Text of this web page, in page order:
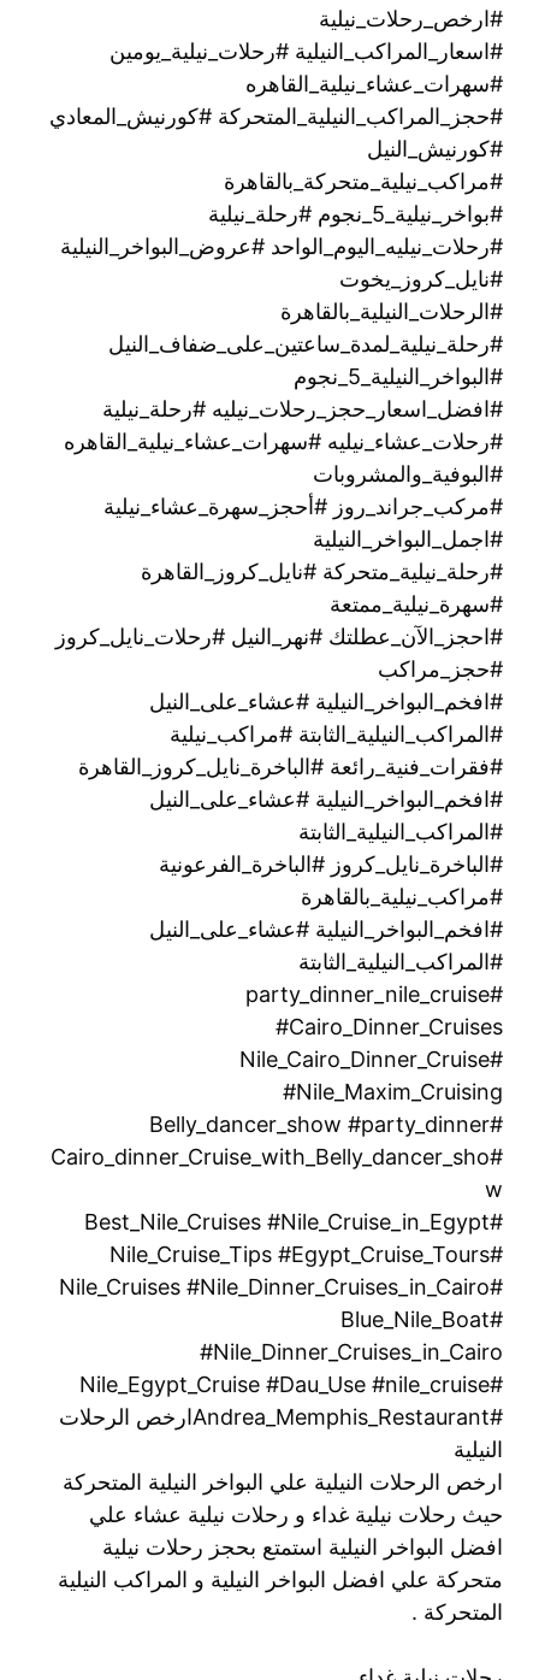
#ارخص_رحلات_نيلية
#اسعار_المراكب_النيلية #رحلات_نيلية_يومين
#سهرات_عشاء_نيلية_القاهره
#حجز_المراكب_النيلية_المتحركة #كورنيش_المعادي
#كورنيش_النيل
#مراكب_نيلية_متحركة_بالقاهرة
#بواخر_نيلية_5_نجوم #رحلة_نيلية
#رحلات_نيليه_اليوم_الواحد #عروض_البواخر_النيلية
#نايل_كروز_يخوت
#الرحلات_النيلية_بالقاهرة
#رحلة_نيلية_لمدة_ساعتين_على_ضفاف_النيل
#البواخر_النيلية_5_نجوم
#افضل_اسعار_حجز_رحلات_نيليه #رحلة_نيلية
#رحلات_عشاء_نيليه #سهرات_عشاء_نيلية_القاهره
#البوفية_والمشروبات
#مركب_جراند_روز #أحجز_سهرة_عشاء_نيلية
#اجمل_البواخر_النيلية
#رحلة_نيلية_متحركة ‫#نايل_كروز_القاهرة
#سهرة_نيلية_ممتعة
#احجز_الآن_عطلتك #نهر_النيل #رحلات_نايل_كروز
#حجز_مراكب
#افخم_البواخر_النيلية #عشاء_على_النيل
#المراكب_النيلية_الثابتة #مراكب_نيلية
#فقرات_فنية_رائعة #الباخرة_نايل_كروز_القاهرة
#افخم_البواخر_النيلية #عشاء_على_النيل
#المراكب_النيلية_الثابتة
#الباخرة_نايل_كروز #الباخرة_الفرعونية
#مراكب_نيلية_بالقاهرة
#افخم_البواخر_النيلية #عشاء_على_النيل
#المراكب_النيلية_الثابتة
#party_dinner_nile_cruise
#Cairo_Dinner_Cruises
#Nile_Cairo_Dinner_Cruise
#Nile_Maxim_Cruising
#Belly_dancer_show #party_dinner
#Cairo_dinner_Cruise_with_Belly_dancer_sho
w
#Best_Nile_Cruises #Nile_Cruise_in_Egypt
#Nile_Cruise_Tips #Egypt_Cruise_Tours
#Nile_Cruises #Nile_Dinner_Cruises_in_Cairo
#Blue_Nile_Boat
#Nile_Dinner_Cruises_in_Cairo
#Nile_Egypt_Cruise #Dau_Use #nile_cruise
#Andrea_Memphis_Restaurantارخص الرحلات
النيلية
ارخص الرحلات النيلية علي البواخر النيلية المتحركة
حيث رحلات نيلية غداء و رحلات نيلية عشاء علي
افضل البواخر النيلية استمتع بحجز رحلات نيلية
متحركة علي افضل البواخر النيلية و المراكب النيلية
المتحركة .